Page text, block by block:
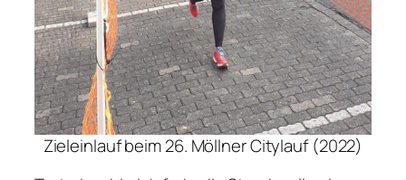
Zieleinlauf beim 26. Möllner Citylauf (2022)